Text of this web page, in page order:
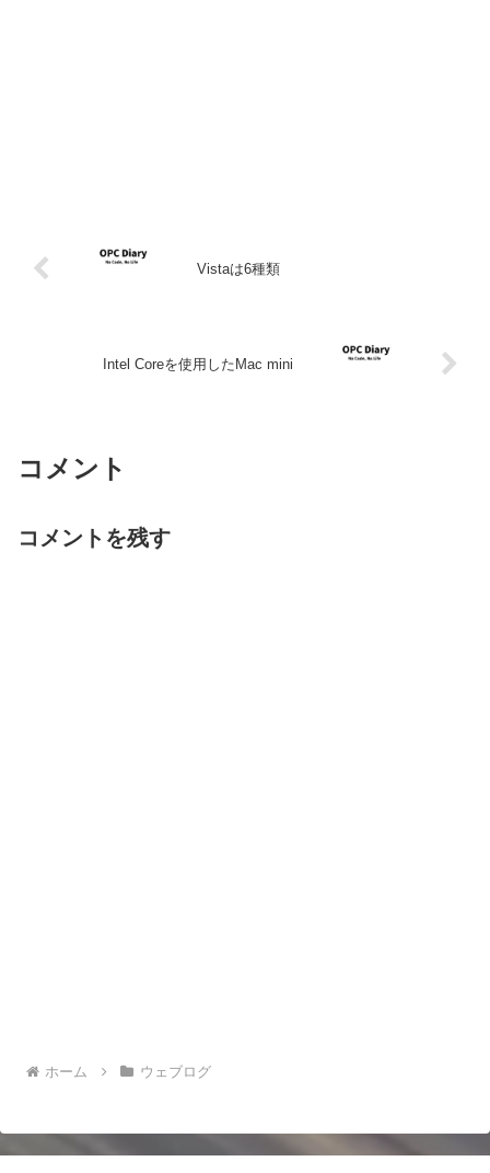
Vistaは6種類
Intel Coreを使用したMac mini
コメント
コメントを残す
ホーム ウェブログ